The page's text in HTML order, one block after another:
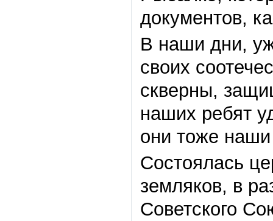
документов,
В наши дни,
своих
скверны,
наших ребят
они тоже
Состоялась
земляков, в
Советского